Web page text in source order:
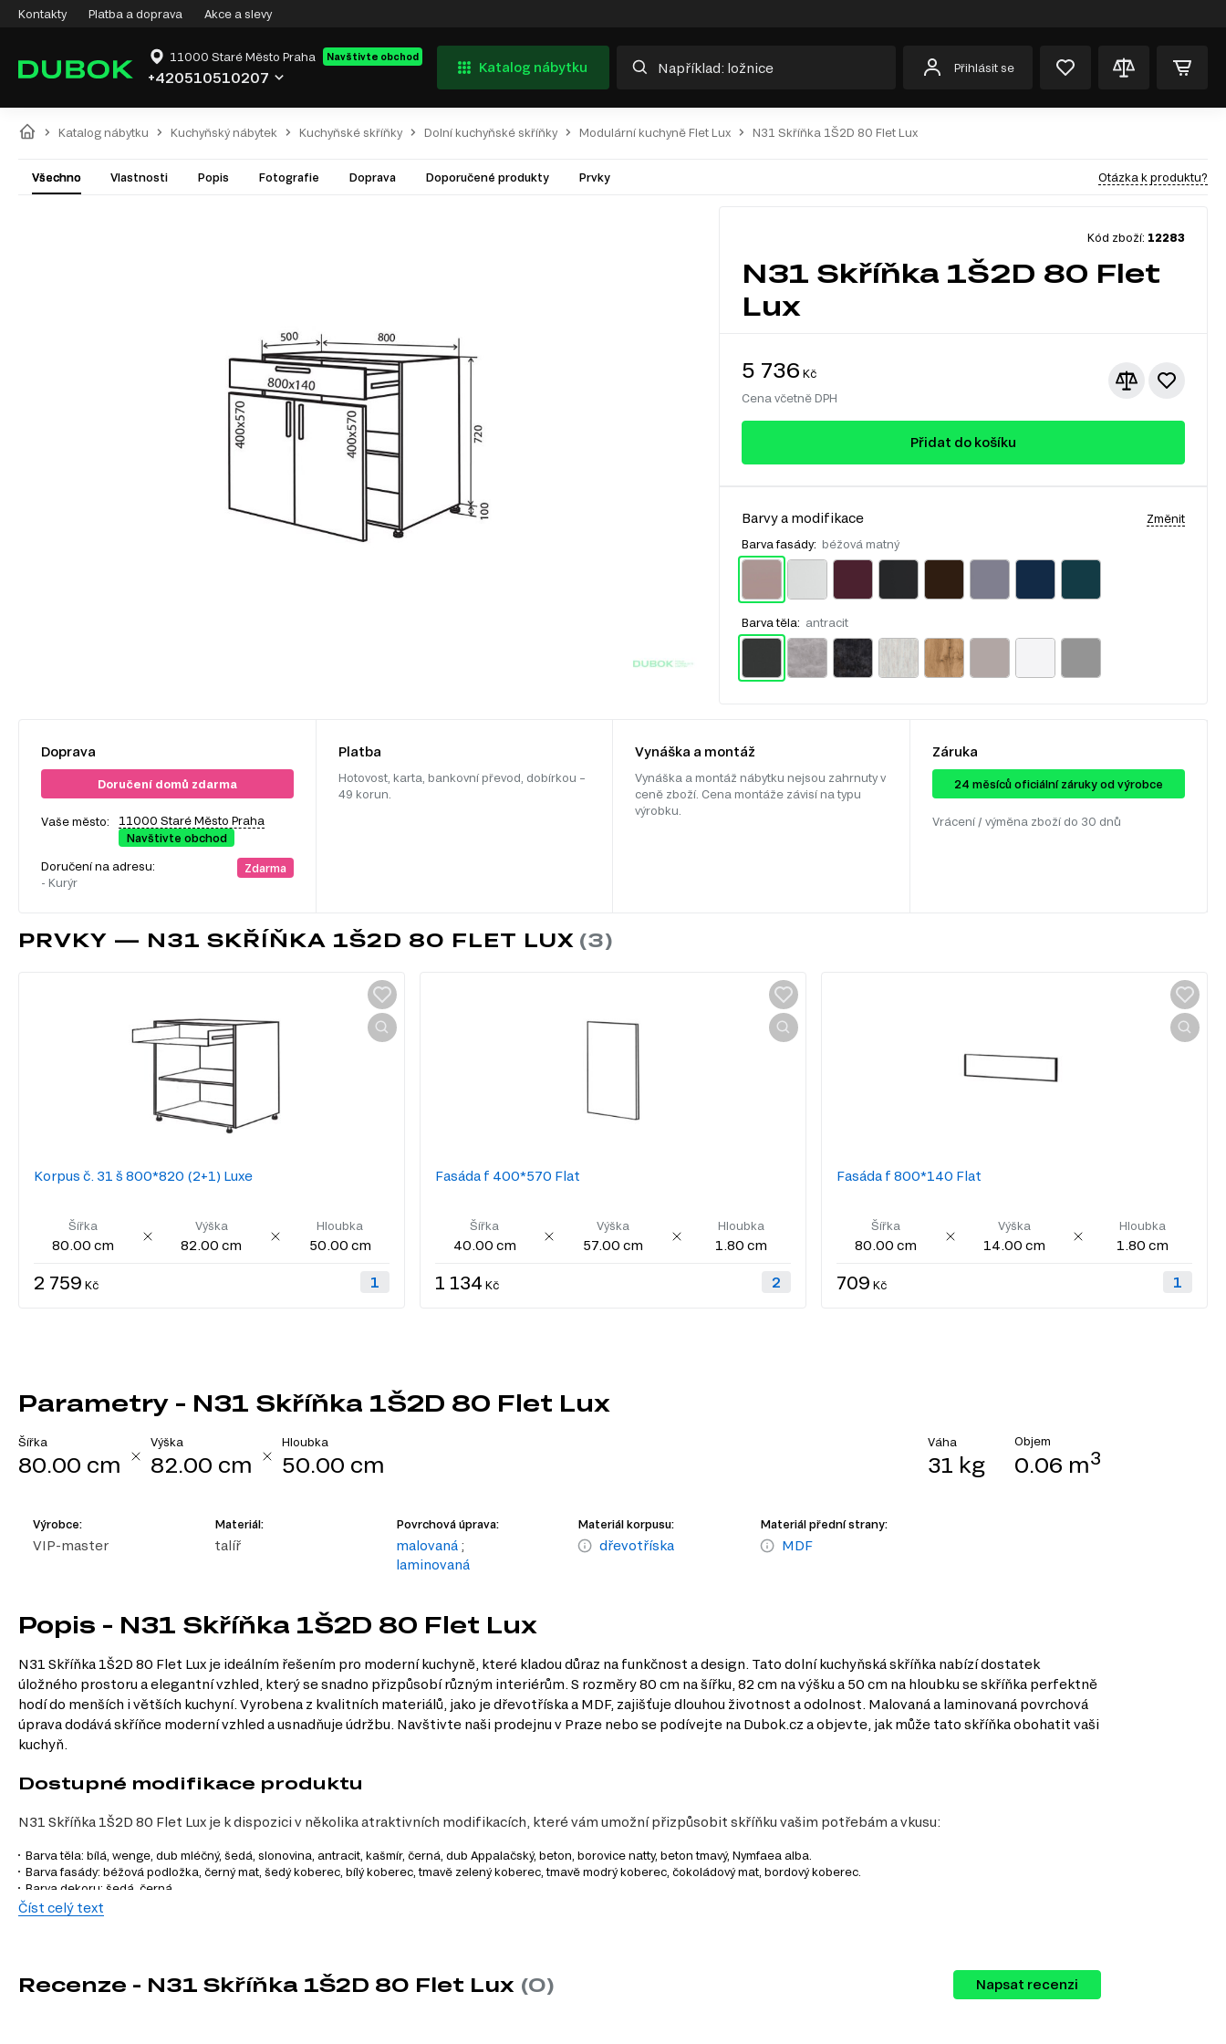
Kontakty Platba a doprava Akce a slevy
11000 Staré Město Praha Navštivte obchod
+420510510207
Katalog nábytku Přihlásit se
Katalog nábytku Kuchyňský nábytek Kuchyňské skříňky Dolní kuchyňské skříňky Modulární kuchyně Flet Lux N31 Skříňka 1Š2D 80 Flet Lux
Všechno Vlastnosti Popis Fotografie Doprava Doporučené produkty Prvky Otázka k produktu?
Kód zboží: 12283
N31 Skříňka 1Š2D 80 Flet
Lux
5 736 Kč
Cena včetně DPH
Přidat do košíku
Barvy a modifikace Změnit
Barva fasády: béžová matný
Barva těla: antracit
Doprava
Doručení domů zdarma
Vaše město:
11000 Staré Město Praha
Navštivte obchod
Doručení na adresu:
- Kurýr
Zdarma
Platba
Hotovost, karta, bankovní převod, dobírkou –
49 korun.
Vynáška a montáž
Vynáška a montáž nábytku nejsou zahrnuty v
ceně zboží. Cena montáže závisí na typu
výrobku.
Záruka
24 ​​​​měsíců oficiální záruky od výrobce
Vrácení / výměna zboží do 30 dnů
PRVKY — N31 SKŘÍŇKA 1Š2D 80 FLET LUX
Korpus č. 31 š 800*820 (2+1) Luxe
Šířka
80.00 cm
Výška
82.00 cm
Hloubka
50.00 cm
2 759 Kč
Fasáda f 400*570 Flat
Šířka
40.00 cm
Výška
57.00 cm
Hloubka
1.80 cm
1 134 Kč
Fasáda f 800*140 Flat
Šířka
80.00 cm
Výška
14.00 cm
Hloubka
1.80 cm
709 Kč
Parametry - N31 Skříňka 1Š2D 80 Flet Lux
Šířka
80.00 cm
Výška
82.00 cm
Hloubka
50.00 cm
Váha
31 kg
Objem
0.06 m3
Výrobce:
VIP-master
Materiál:
talíř
Povrchová úprava:
malovaná ;
laminovaná
Materiál korpusu:
dřevotříska
Materiál přední strany:
MDF
Popis - N31 Skříňka 1Š2D 80 Flet Lux
N31 Skříňka 1Š2D 80 Flet Lux je ideálním řešením pro moderní kuchyně, které kladou důraz na funkčnost a design. Tato dolní kuchyňská skříňka nabízí dostatek
úložného prostoru a elegantní vzhled, který se snadno přizpůsobí různým interiérům. S rozměry 80 cm na šířku, 82 cm na výšku a 50 cm na hloubku se skříňka perfektně
hodí do menších i větších kuchyní. Vyrobena z kvalitních materiálů, jako je dřevotříska a MDF, zajišťuje dlouhou životnost a odolnost. Malovaná a laminovaná povrchová
úprava dodává skříňce moderní vzhled a usnadňuje údržbu. Navštivte naši prodejnu v Praze nebo se podívejte na Dubok.cz a objevte, jak může tato skříňka obohatit vaši
kuchyň.
Dostupné modifikace produktu
N31 Skříňka 1Š2D 80 Flet Lux je k dispozici v několika atraktivních modifikacích, které vám umožní přizpůsobit skříňku vašim potřebám a vkusu:
Barva těla: bílá, wenge, dub mléčný, šedá, slonovina, antracit, kašmír, černá, dub Appalačský, beton, borovice natty, beton tmavý, Nymfaea alba.
Barva fasády: béžová podložka, černý mat, šedý koberec, bílý koberec, tmavě zelený koberec, tmavě modrý koberec, čokoládový mat, bordový koberec.
Barva dekoru: šedá, černá.
Materiál. Korpus z dřevotřísky a fasáda z MDF. Zajišťuje vysokou odolnost a dlouhou životnost skříňky.
Povrchová úprava.
Malovaná a laminovaná. Snadná údržba a moderní vzhled, který se hodí do každého interiéru.
Číst celý text
Recenze - N31 Skříňka 1Š2D 80 Flet Lux (0) Napsat recenzi